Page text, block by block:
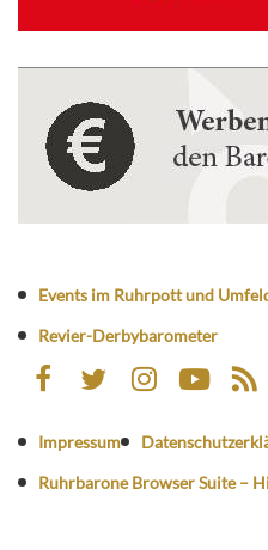
Events im Ruhrpott und
Revier-Derbybarometer
Impressum
Ruhrbarone Browser Suite –